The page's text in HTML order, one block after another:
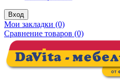
Вход
Мои закладки (0)
Сравнение товаров (0)